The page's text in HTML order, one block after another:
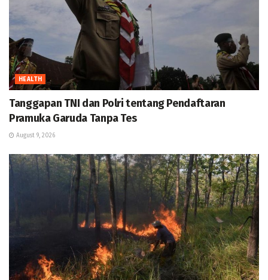
HEALTH
Tanggapan TNI dan Polri tentang Pendaftaran
Pramuka Garuda Tanpa Tes
August 9, 2026